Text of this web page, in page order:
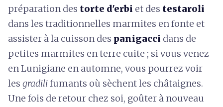
préparation des torte d'erbi et des testaroli
dans les traditionnelles marmites en fonte et
assister à la cuisson des panigacci dans de
petites marmites en terre cuite ; si vous venez
en Lunigiane en automne, vous pourrez voir
les gradilifumants où sèchent les châtaignes.
Une fois de retour chez soi, goûter à nouveau